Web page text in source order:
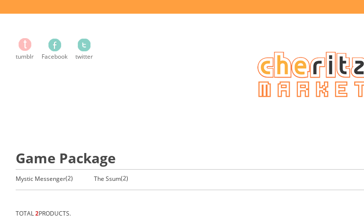
tumblr Facebook twitter
Game Package
Mystic Messenger(2) The Ssum(2)
TOTAL2PRODUCTS.